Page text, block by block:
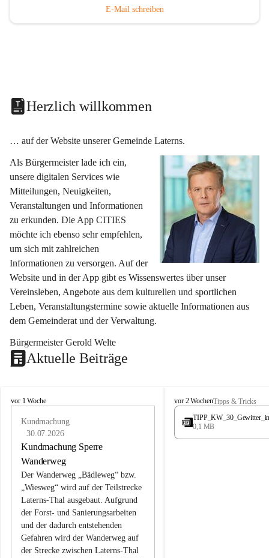
E-Mail schreiben
Herzlich willkommen
… auf der Website unserer Gemeinde Laterns.
Als Bürgermeister lade ich ein,
unsere digitalen Services wie
Mitteilungen, Neuigkeiten,
Veranstaltungen und Informationen
zu erkunden. Die App CITIES
möchte ich ebenso sehr empfehlen,
um sich mit zahlreichen
Informationen zu versorgen. Auf der
Website und in der App gibt es Wissenswertes über unser
Vereinsleben, Angebote aus dem kulturellen und sportlichen
Leben, Veranstaltungstermine sowie aktuelle Informationen aus
dem Gemeinderat und der Verwaltung.
Bürgermeister Gerold Welte
Aktuelle Beiträge
L
vor 1 Woche
Kundmachung
30.07.2026
Kundmachung Sperre
Wanderweg
Der Wanderweg „Bädleweg“ bzw.
„Wiesweg“ wird auf der Teilstrecke
Laterns-Thal ausgebaut. Aufgrund
der Forst- und Sanierungsarbeiten
und der dadurch entstehenden
Gefahren wird der Wanderweg auf
der Strecke zwischen Laterns-Thal
L
a
e
vor 2 WochenTipps & Tricks
0,1 MB